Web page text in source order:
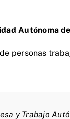
Autónoma
personas
y Trabajo